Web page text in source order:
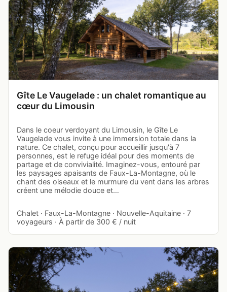
Gîte Le Vaugelade : un chalet romantique au
cœur du Limousin
Dans le coeur verdoyant du Limousin, le Gîte Le
Vaugelade vous invite à une immersion totale dans la
nature. Ce chalet, conçu pour accueillir jusqu'à 7
personnes, est le refuge idéal pour des moments de
partage et de convivialité. Imaginez-vous, entouré par
les paysages apaisants de Faux-La-Montagne, où le
chant des oiseaux et le murmure du vent dans les arbres
créent une mélodie douce et…
Chalet · Faux-La-Montagne · Nouvelle-Aquitaine · 7
voyageurs · À partir de 300 € / nuit